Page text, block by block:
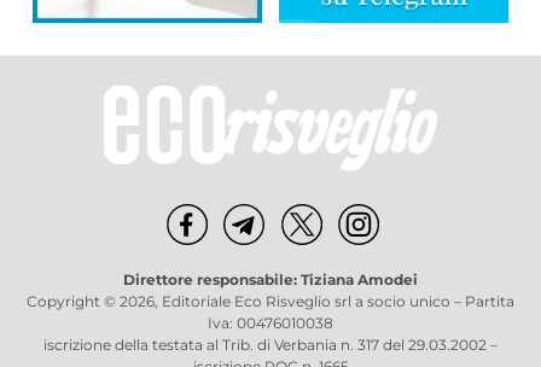
Direttore responsabile: Tiziana Amodei
Copyright © 2026, Editoriale Eco Risveglio srl a socio unico – Partita
Iva: 00476010038
iscrizione della testata al Trib. di Verbania n. 317 del 29.03.2002 –